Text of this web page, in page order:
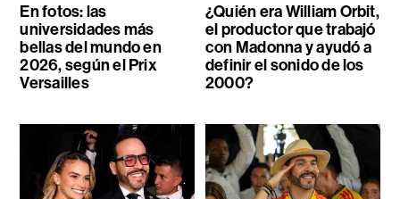
En fotos: las
universidades más
bellas del mundo en
2026, según el Prix
Versailles
¿Quién era William Orbit,
el productor que trabajó
con Madonna y ayudó a
definir el sonido de los
2000?